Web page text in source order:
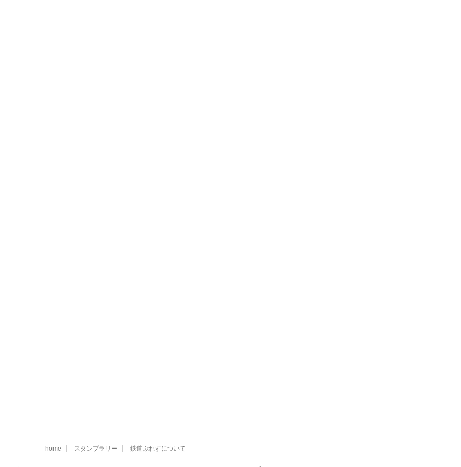
home スタンプラリー 鉄道ぷれすについて